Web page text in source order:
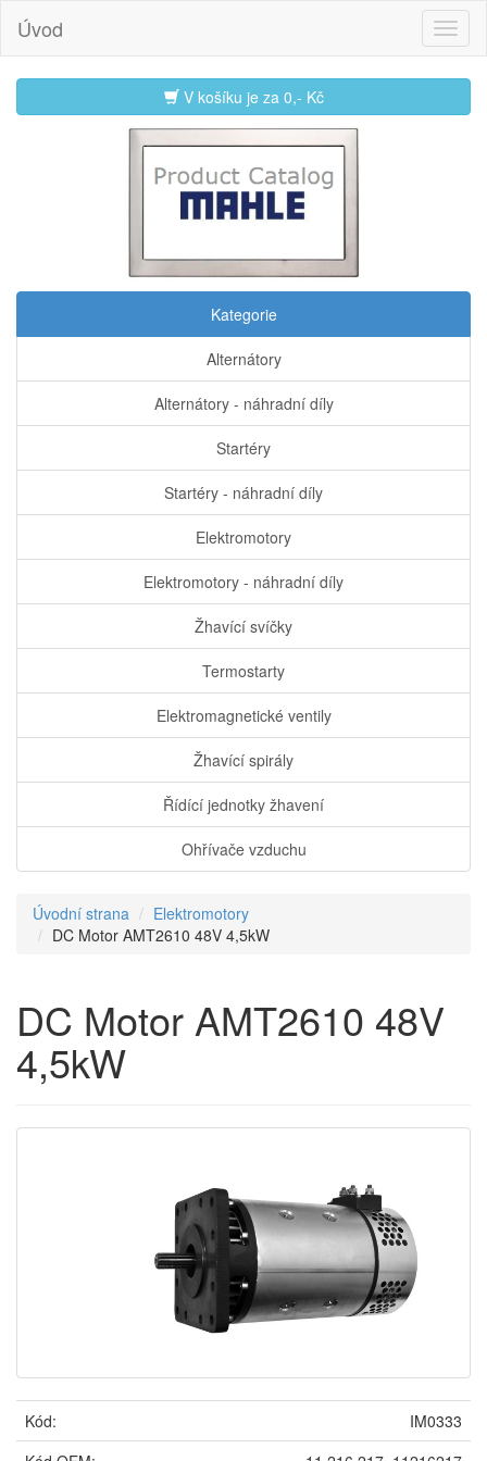
Úvod
V košíku je za 0,- Kč
Kategorie
Alternátory
Alternátory - náhradní díly
Startéry
Startéry - náhradní díly
Elektromotory
Elektromotory - náhradní díly
Žhavící svíčky
Termostarty
Elektromagnetické ventily
Žhavící spirály
Řídící jednotky žhavení
Ohřívače vzduchu
Úvodní strana
Elektromotory
DC Motor AMT2610 48V 4,5kW
DC Motor AMT2610 48V
4,5kW
Kód:
IM0333